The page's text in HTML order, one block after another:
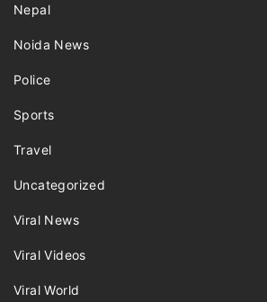
Nepal
Noida News
Police
Sports
Travel
Uncategorized
Viral News
Viral Videos
Viral World